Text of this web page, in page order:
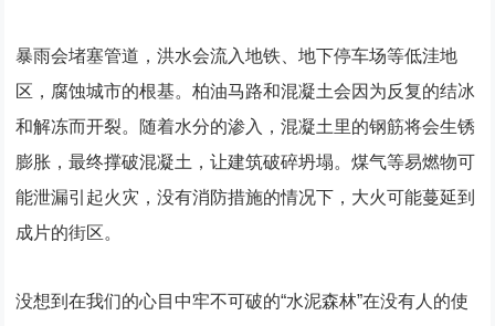
暴雨会堵塞管道，洪水会流入地铁、地下停车场等低洼地
区，腐蚀城市的根基。柏油马路和混凝土会因为反复的结冰
和解冻而开裂。随着水分的渗入，混凝土里的钢筋将会生锈
膨胀，最终撑破混凝土，让建筑破碎坍塌。煤气等易燃物可
能泄漏引起火灾，没有消防措施的情况下，大火可能蔓延到
成片的街区。
没想到在我们的心目中牢不可破的“水泥森林”在没有人的使